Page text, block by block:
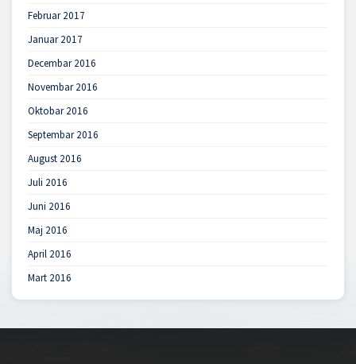
Februar 2017
Januar 2017
Decembar 2016
Novembar 2016
Oktobar 2016
Septembar 2016
August 2016
Juli 2016
Juni 2016
Maj 2016
April 2016
Mart 2016